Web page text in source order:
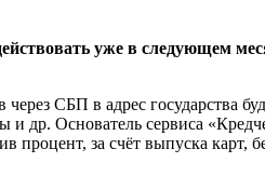
уже в следующем
СБП в адрес государства
и др. Основатель сервиса
процент, за счёт выпуска карт,